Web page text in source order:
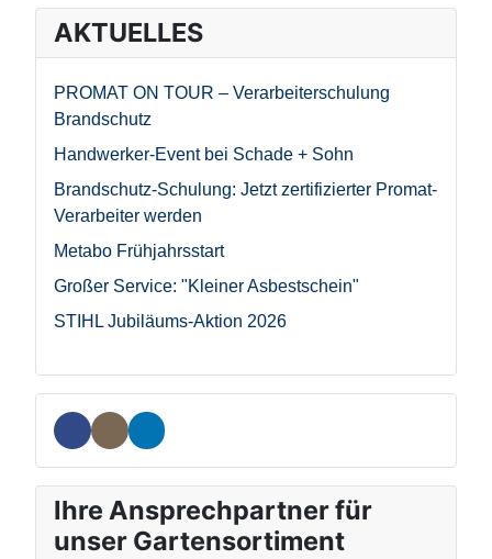
AKTUELLES
PROMAT ON TOUR – Verarbeiterschulung
Brandschutz
Handwerker-Event bei Schade + Sohn
Brandschutz-Schulung: Jetzt zertifizierter Promat-
Verarbeiter werden
Metabo Frühjahrsstart
Großer Service: "Kleiner Asbestschein"
STIHL Jubiläums-Aktion 2026
Ihre Ansprechpartner für
unser Gartensortiment